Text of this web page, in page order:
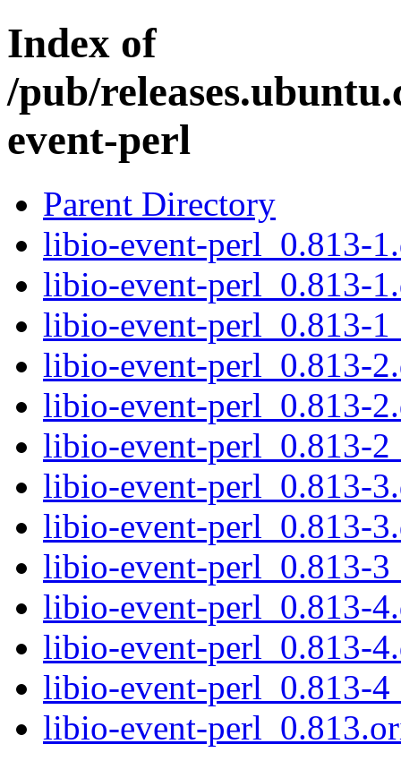
Index of
/pub/
event-perl
Parent Directory
libio-event-perl_0.813-
libio-event-perl_0.813-
libio-event-perl_0.813-
libio-event-perl_0.813-
libio-event-perl_0.813-
libio-event-perl_0.813-
libio-event-perl_0.813-
libio-event-perl_0.813-
libio-event-perl_0.813-
libio-event-perl_0.813-
libio-event-perl_0.813-
libio-event-perl_0.813-
libio-event-